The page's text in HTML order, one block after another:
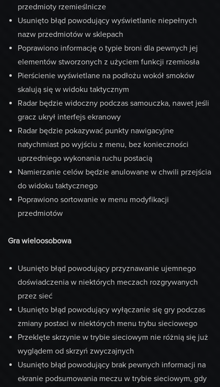
przedmioty rzemieślnicze
Usunięto błąd powodujący wyświetlanie niepełnych
nazw przedmiotów w sklepach
Poprawiono informację o typie broni dla pewnych jej
elementów stworzonych z użyciem funkcji rzemiosła
Pierścienie wyświetlane na podłożu wokół smoków
skalują się w widoku taktycznym
Radar będzie widoczny podczas samouczka, nawet jeśli
gracz ukrył interfejs ekranowy
Radar będzie pokazywać punkty nawigacyjne
natychmiast po wyjściu z menu, bez konieczności
uprzedniego wykonania ruchu postacią
Namierzanie celów będzie anulowane w chwili przejścia
do widoku taktycznego
Poprawiono sortowanie w menu modyfikacji
przedmiotów
Gra wieloosobowa
Usunięto błąd powodujący przyznawanie ujemnego
doświadczenia w niektórych meczach rozgrywanych
przez sieć
Usunięto błąd powodujący wyłączanie się gry podczas
zmiany postaci w niektórych menu trybu sieciowego
Przeklęte skrzynie w trybie sieciowym nie różnią się już
wyglądem od skrzyń zwyczajnych
Usunięto błąd powodujący brak pewnych informacji na
ekranie podsumowania meczu w trybie sieciowym, gdy